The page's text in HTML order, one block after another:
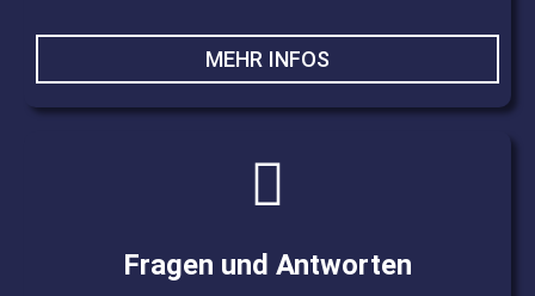
MEHR INFOS
Fragen und Antworten